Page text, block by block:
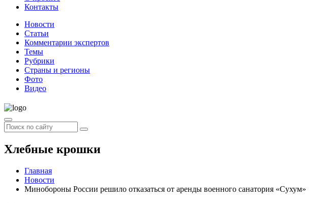
Контакты
Новости
Статьи
Комментарии экспертов
Темы
Рубрики
Страны и регионы
Фото
Видео
Хлебные крошки
Главная
Новости
Минобороны России решило отказаться от аренды военного санатория «Сухум»